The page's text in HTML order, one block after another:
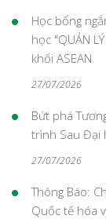
Học bổng
học "QUẢN
khối ASEAN
27/07/2026
Bứt phá
trình Sau Đại
27/07/2026
Thông Báo:
Quốc tế hóa